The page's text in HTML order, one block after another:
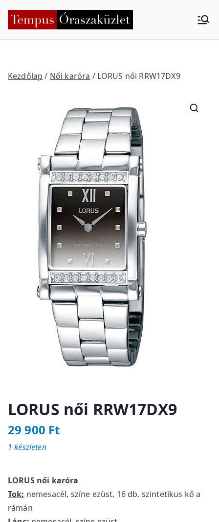
Tempus
küzlet
Kezdőlap / Női karóra / LORUS női RRW17DX9
LORUS női RRW17DX9
29 900 Ft
LORUS női karóra
Tok: nemesacél, színe ezüst, 16 db. szintetikus kő a
rámán
1 készleten